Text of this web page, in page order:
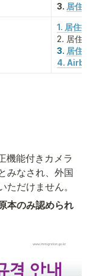
3. 居住地
1. 居住提
2. 居住地
3. 居住地
4. Airbnb
機能付きカメラ
みなされ、外国
ただけません。
本のみ認められ